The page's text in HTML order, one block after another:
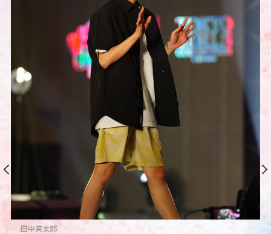
田中笑太郎